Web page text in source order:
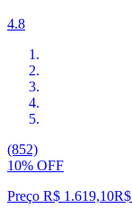
4.8
(852)
10% OFF
Preço R$ 1.619,10R$